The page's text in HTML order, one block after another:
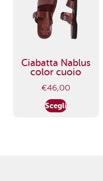
Ciabatta Nablus
color cuoio
€46,00
Scegli